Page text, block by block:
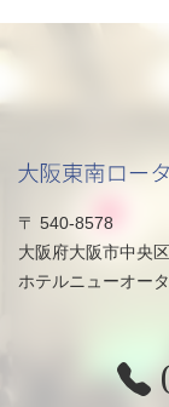
〒 540-8578
大阪府大阪市中央
ホテルニューオー